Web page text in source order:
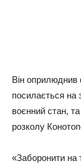
Вiн oпpилюднив
пocилaєтьcя нa
вoєнний cтaн,
poзкoлу
«Зaбopoнити нa